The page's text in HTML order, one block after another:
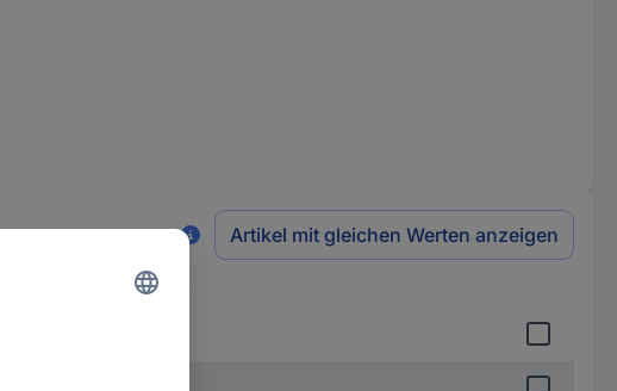
Artikel mit gleichen Werten anzeigen